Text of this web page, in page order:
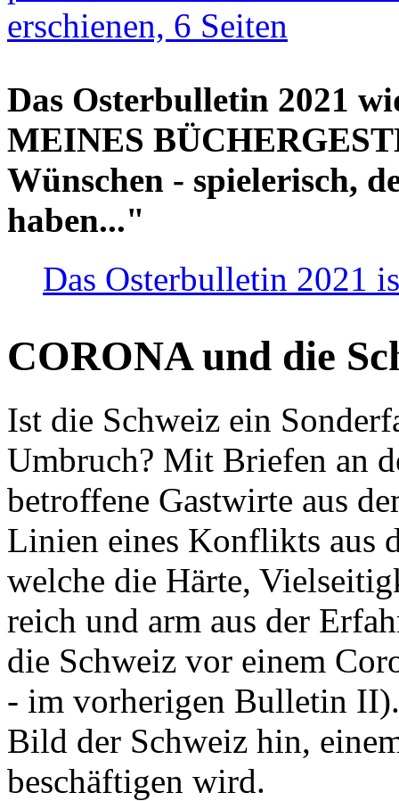
erschienen, 6 Seiten
Das Osterbulletin 2021
MEINES
Wünschen - spielerisch,
haben..."
Das Osterbulletin 2021
CORONA und die
Ist die Schweiz ein
Umbruch? Mit Briefen an
betroffene Gastwirte aus
Linien eines Konflikts aus
welche die Härte,
reich und arm aus der
die Schweiz vor einem
- im vorherigen Bulletin
Bild der Schweiz hin,
beschäftigen wird.